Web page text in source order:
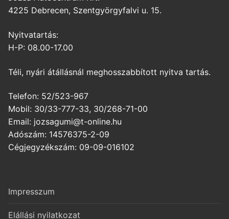
4225 Debrecen, Szentgyörgyfalvi u. 15.
Nyitvatartás:
H-P: 08.00-17.00
Téli, nyári átállásnál meghosszabbított nyitva tartás.
Telefon: 52/523-967
Mobil: 30/33-777-33, 30/268-71-00
Email: jozsagumi@t-online.hu
Adószám: 14576375-2-09
Cégjegyzékszám: 09-09-016102
Impresszum
Elállási nyilatkozat